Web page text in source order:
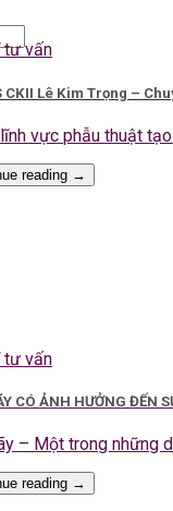
tư vấn
CKII Lê Kim Trọng –
vực phẫu thuật
reading →
tư vấn
CÓ ẢNH HƯỞNG ĐẾN
– Một trong những
reading →